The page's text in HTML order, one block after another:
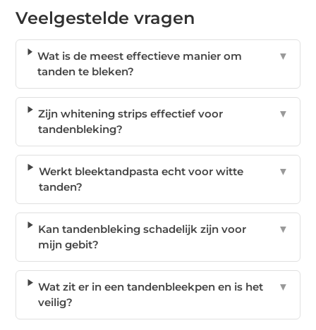
Veelgestelde vragen
Wat is de meest effectieve manier om
tanden te bleken?
▼
Zijn whitening strips effectief voor
tandenbleking?
▼
Werkt bleektandpasta echt voor witte
tanden?
▼
Kan tandenbleking schadelijk zijn voor
mijn gebit?
▼
Wat zit er in een tandenbleekpen en is het
veilig?
▼